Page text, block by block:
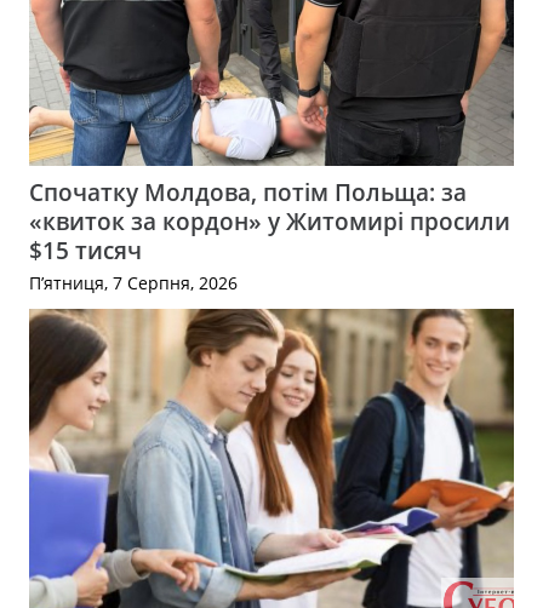
Спочатку Молдова, потім Польща: за
«квиток за кордон» у Житомирі просили
$15 тисяч
П’ятниця, 7 Серпня, 2026